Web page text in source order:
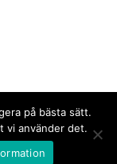
på bästa sätt.
vi använder det.